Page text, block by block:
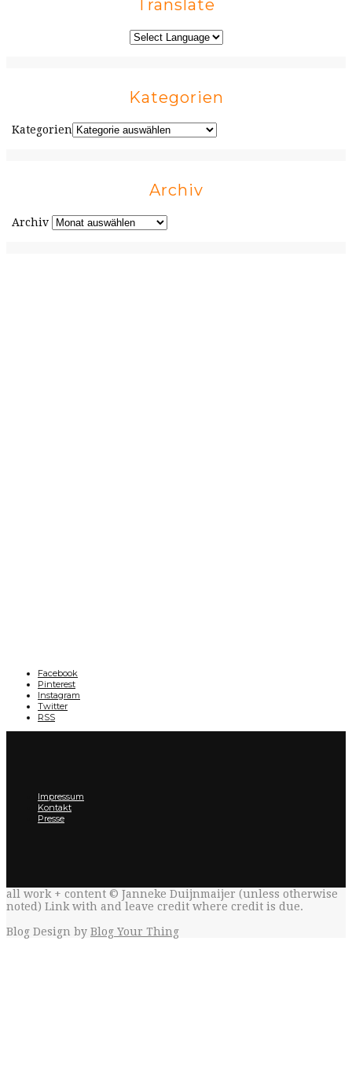
Translate
Kategorien
Kategorien
Archiv
Archiv
Facebook
Pinterest
Instagram
Twitter
RSS
Impressum
Kontakt
Presse
all work + content © Janneke Duijnmaijer (unless otherwise
noted) Link with and leave credit where credit is due.
Blog Design by Blog Your Thing